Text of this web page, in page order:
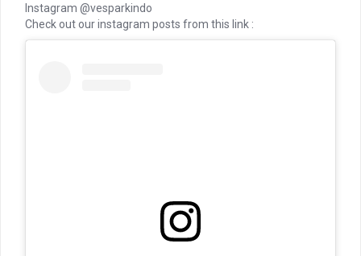
Instagram @vesparkindo
Check out our instagram posts from this link :